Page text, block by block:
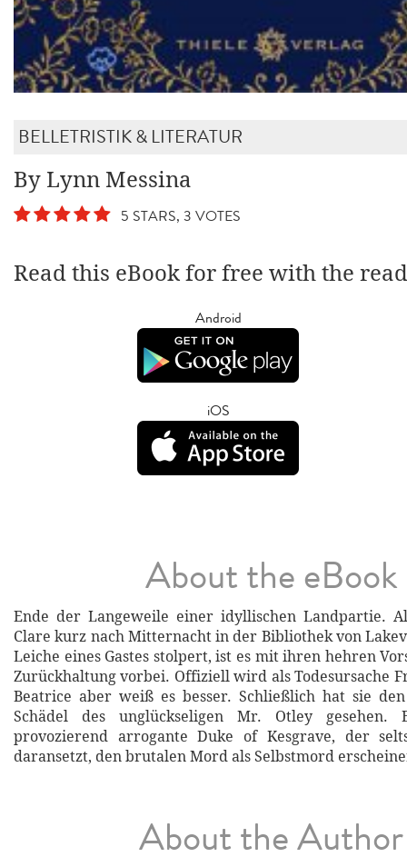
BELLETRISTIK & LITERATUR
By Lynn Messina
5 STARS, 3 VOTES
Read this eBook for free with the
Android
iOS
About the eBook
Ende der Langeweile einer idyllischen Landpartie.
Clare kurz nach Mitternacht in der Bibliothek von
Leiche eines Gastes stolpert, ist es mit ihren hehren
Zurückhaltung vorbei. Offiziell wird als Todesursache
Beatrice aber weiß es besser. Schließlich hat sie den
Schädel des unglückseligen Mr. Otley gesehen.
provozierend arrogante Duke of Kesgrave, der
daransetzt, den brutalen Mord als Selbstmord
About the Author